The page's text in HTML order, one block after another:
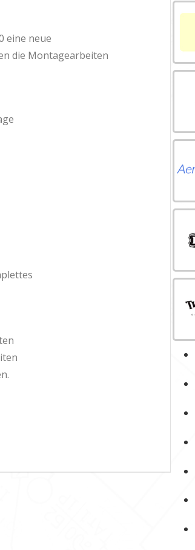
eine neue
die Montagearbeiten